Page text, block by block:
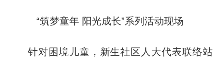
“筑梦童年 阳光成长”系列活动现场
针对困境儿童，新生社区人大代表联络站